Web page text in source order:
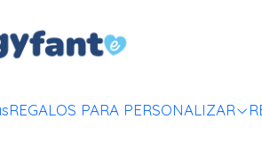
REGALOS PARA PERSONALIZAR